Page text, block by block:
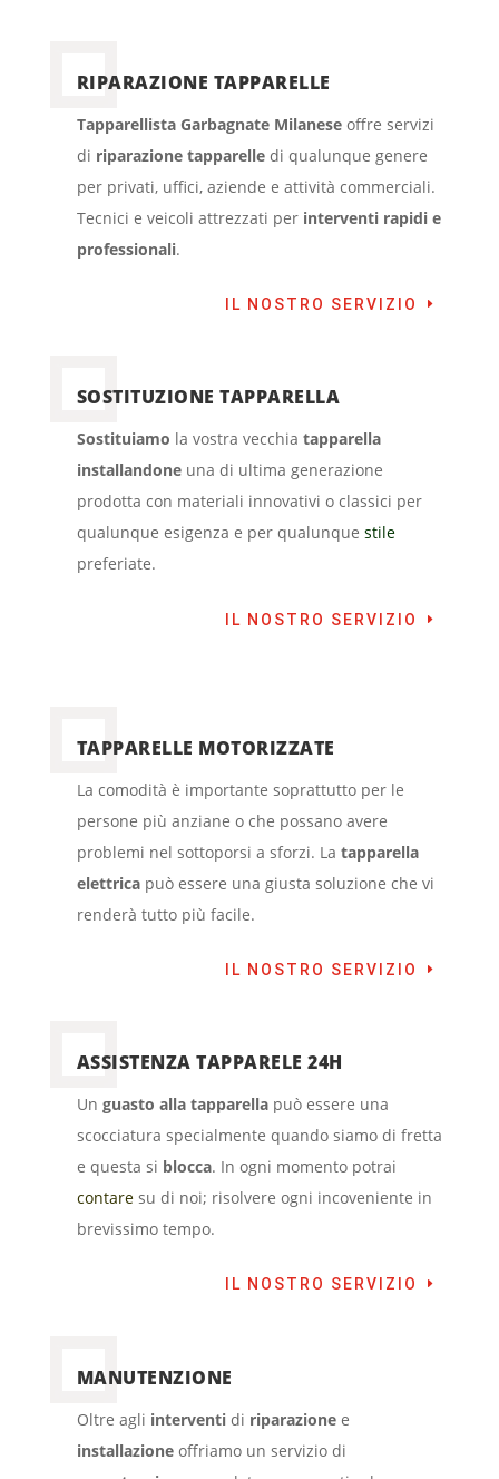
RIPARAZIONE TAPPARELLE
Tapparellista Garbagnate Milaneseoffre servizi
di riparazione tapparelledi qualunque genere
per privati, uffici, aziende e attività commerciali.
Tecnici e veicoli attrezzati per interventi rapidi e
professionali.
IL NOSTRO SERVIZIO
SOSTITUZIONE TAPPARELLA
Sostituiamo la vostra vecchia tapparella
installandoneuna di ultima generazione
prodotta con materiali innovativi o classici per
qualunque esigenza e per qualunque stile
preferiate.
IL NOSTRO SERVIZIO
TAPPARELLE MOTORIZZATE
La comodità è importante soprattutto per le
persone più anziane o che possano avere
problemi nel sottoporsi a sforzi. La tapparella
elettricapuò essere una giusta soluzione che vi
renderà tutto più facile.
IL NOSTRO SERVIZIO
ASSISTENZA TAPPARELE 24H
Un guasto alla tapparellapuò essere una
scocciatura specialmente quando siamo di fretta
e questa si blocca. In ogni momento potrai
contaresu di noi; risolvere ogni incoveniente in
brevissimo tempo.
IL NOSTRO SERVIZIO
MANUTENZIONE
Oltre agli interventidi riparazionee
installazioneoffriamo un servizio di